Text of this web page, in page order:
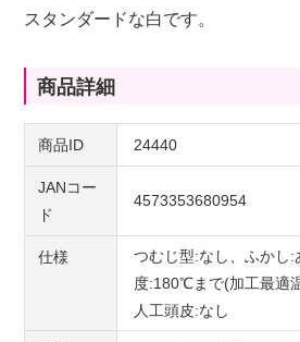
スタンダードな白です。
商品詳細
商品ID 24440
JANコー
ド
4573353680954
仕様
つむじ型:なし、ふかし:
度:180℃まで(加工最適
人工頭皮:なし